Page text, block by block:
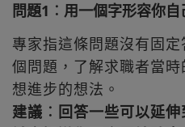
問題1︰用一個字形容你自
專家指這條問題沒有固
個問題，了解求職者當
想進步的想法。
建議︰回答一些可以延